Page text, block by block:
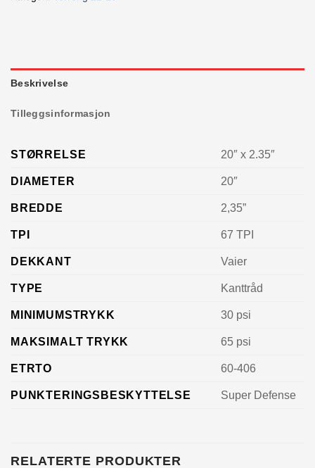
Beskrivelse
Tilleggsinformasjon
STØRRELSE 20″ x 2.35″
DIAMETER 20″
BREDDE 2,35”
TPI 67 TPI
DEKKANT Vaier
TYPE Kanttråd
MINIMUMSTRYKK 30 psi
MAKSIMALT TRYKK 65 psi
ETRTO 60-406
PUNKTERINGSBESKYTTELSE Super Defense
RELATERTE PRODUKTER